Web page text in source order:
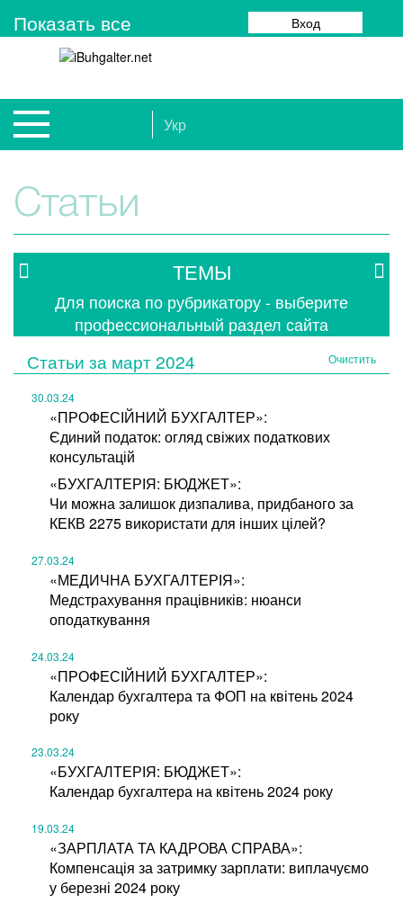
Показать все Вход
Укр
Статьи
ТЕМЫ
Для поиска по рубрикатору - выберите
профессиональный раздел сайта
Статьи за март 2024 Очистить
30.03.24
«ПРОФЕСІЙНИЙ БУХГАЛТЕР»:
Єдиний податок: огляд свіжих податкових
консультацій
«БУХГАЛТЕРІЯ: БЮДЖЕТ»:
Чи можна залишок дизпалива, придбаного за
КЕКВ 2275 використати для інших цілей?
27.03.24
«МЕДИЧНА БУХГАЛТЕРІЯ»:
Медстрахування працівників: нюанси
оподаткування
24.03.24
«ПРОФЕСІЙНИЙ БУХГАЛТЕР»:
Календар бухгалтера та ФОП на квітень 2024
року
23.03.24
«БУХГАЛТЕРІЯ: БЮДЖЕТ»:
Календар бухгалтера на квітень 2024 року
19.03.24
«ЗАРПЛАТА ТА КАДРОВА СПРАВА»:
Компенсація за затримку зарплати: виплачуємо
у березні 2024 року